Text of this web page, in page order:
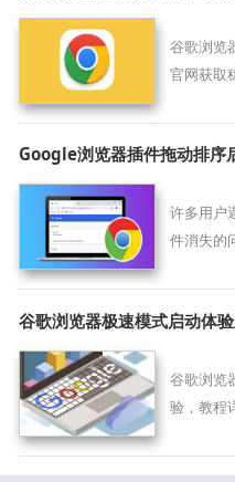
谷歌浏览
官网获取
Google浏览器插件拖动排序
许多用户
件消失的
使用体验
谷歌浏览器极速模式启动体
谷歌浏览
验，教程